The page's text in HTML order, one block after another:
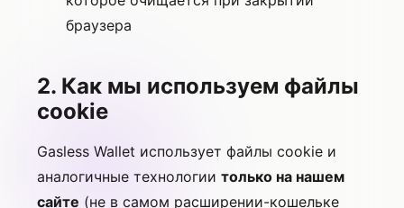
браузера
2. Как мы используем файлы
cookie
Gasless Wallet использует файлы cookie и
аналогичные технологии только на нашем
сайте (не в самом расширении-кошельке